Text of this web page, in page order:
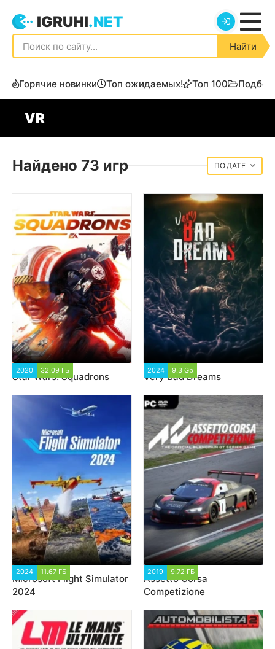
IGRUHI.NET
Найти
Горячие новинки Топ ожидаемых! Топ 100
VR
Найдено 73 игр ДАТЕ
2020 32.09 ГБ
Star Wars: Squadrons
2024 9.3 Gb
Very Bad Dreams
2024 11.67 ГБ
Microsoft Flight Simulator
2024
2019 9.72 ГБ
Assetto Corsa
Competizione